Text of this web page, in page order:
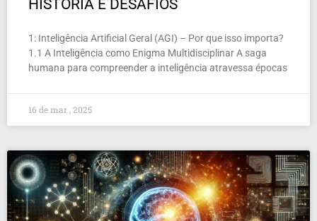
HISTÓRIA E DESAFIOS
1: Inteligência Artificial Geral (AGI) – Por que isso importa?
1.1 A Inteligência como Enigma Multidisciplinar A saga
humana para compreender a inteligência atravessa épocas
16 de mar , 2025